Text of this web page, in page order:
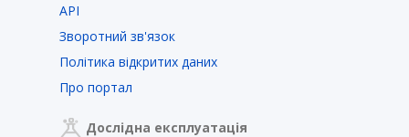
API
Зворотний зв'язок
Політика відкритих даних
Про портал
Дослідна експлуатація